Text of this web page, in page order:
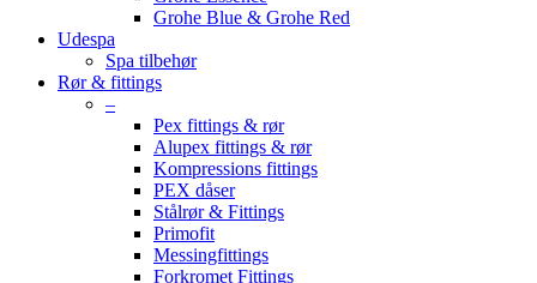
Grohe Blue & Grohe Red
Udespa
Spa tilbehør
Rør & fittings
–
Pex fittings & rør
Alupex fittings & rør
Kompressions fittings
PEX dåser
Stålrør & Fittings
Primofit
Messingfittings
Forkromet Fittings